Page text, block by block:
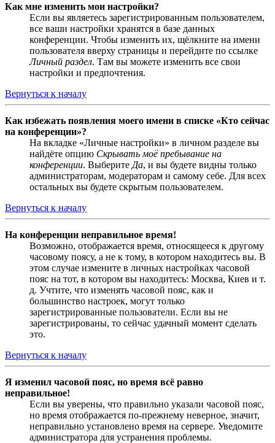
Как мне изменить мои настройки?
Если вы являетесь зарегистрированным пользователем,
все ваши настройки хранятся в базе данных
конференции. Чтобы изменить их, щёлкните на имени
пользователя вверху страницы и перейдите по ссылке
Личный раздел. Там вы можете изменить все свои
настройки и предпочтения.
Вернуться к началу
Как избежать появления моего имени в списке «Кто сейчас
на конференции»?
На вкладке «Личные настройки» в личном разделе вы
найдёте опцию Скрывать моё пребывание на
конференции. Выберите Да, и вы будете видны только
администраторам, модераторам и самому себе. Для всех
остальных вы будете скрытым пользователем.
Вернуться к началу
На конференции неправильное время!
Возможно, отображается время, относящееся к другому
часовому поясу, а не к тому, в котором находитесь вы. В
этом случае измените в личных настройках часовой
пояс на тот, в котором вы находитесь: Москва, Киев и т.
д. Учтите, что изменять часовой пояс, как и
большинство настроек, могут только
зарегистрированные пользователи. Если вы не
зарегистрированы, то сейчас удачный момент сделать
это.
Вернуться к началу
Я изменил часовой пояс, но время всё равно
неправильное!
Если вы уверены, что правильно указали часовой пояс,
но время отображается по-прежнему неверное, значит,
неправильно установлено время на сервере. Уведомите
администратора для устранения проблемы.